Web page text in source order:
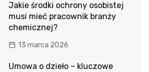
Jakie środki ochrony osobistej
musi mieć pracownik branży
chemicznej?
13 marca 2026
Umowa o dzieło – kluczowe